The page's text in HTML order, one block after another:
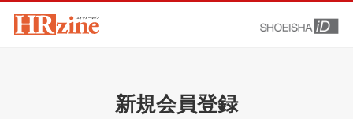
新規会員登録